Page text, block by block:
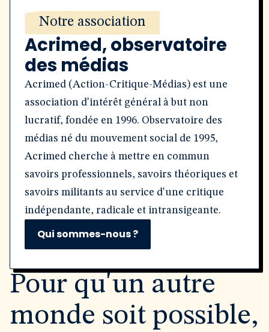
Notre association
Acrimed, observatoire
des médias
Acrimed (Action-Critique-Médias) est une
association d'intérêt général à but non
lucratif, fondée en 1996. Observatoire des
médias né du mouvement social de 1995,
Acrimed cherche à mettre en commun
savoirs professionnels, savoirs théoriques et
savoirs militants au service d'une critique
indépendante, radicale et intransigeante.
Qui sommes-nous ?
Pour qu'un autre
monde soit possible,